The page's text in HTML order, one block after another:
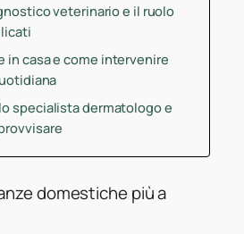
veterinario e il ruolo
in casa e come intervenire
specialista dermatologo e
domestiche più a